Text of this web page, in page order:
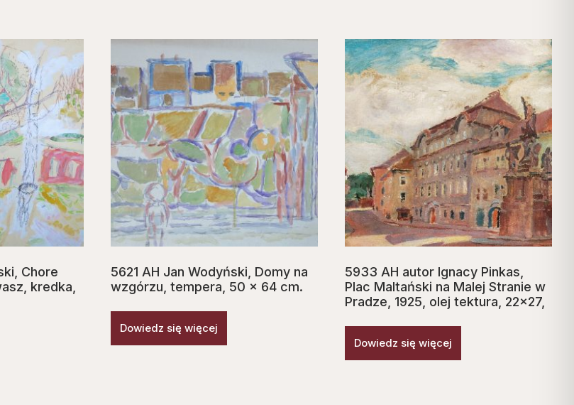
Chore
kredka,
5621 AH Jan Wodyński, Domy na
wzgórzu, tempera, 50 x 64 cm.
Dowiedz się więcej
5933 AH autor Ignacy Pinkas,
Plac Maltański na Malej Stranie w
Pradze, 1925, olej tektura, 22×27,
Dowiedz się więcej